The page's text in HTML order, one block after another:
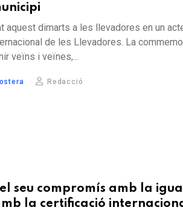
aquest dimarts a les llevadores en un
de les Llevadores. La
veïns i veïnes,...
Redacció
seu compromís amb la
la certificació